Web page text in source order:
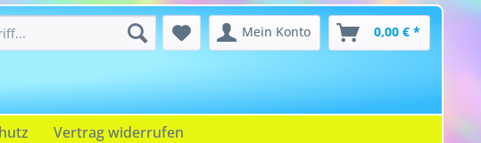
Mein Konto 0,00 € *
Vertrag widerrufen